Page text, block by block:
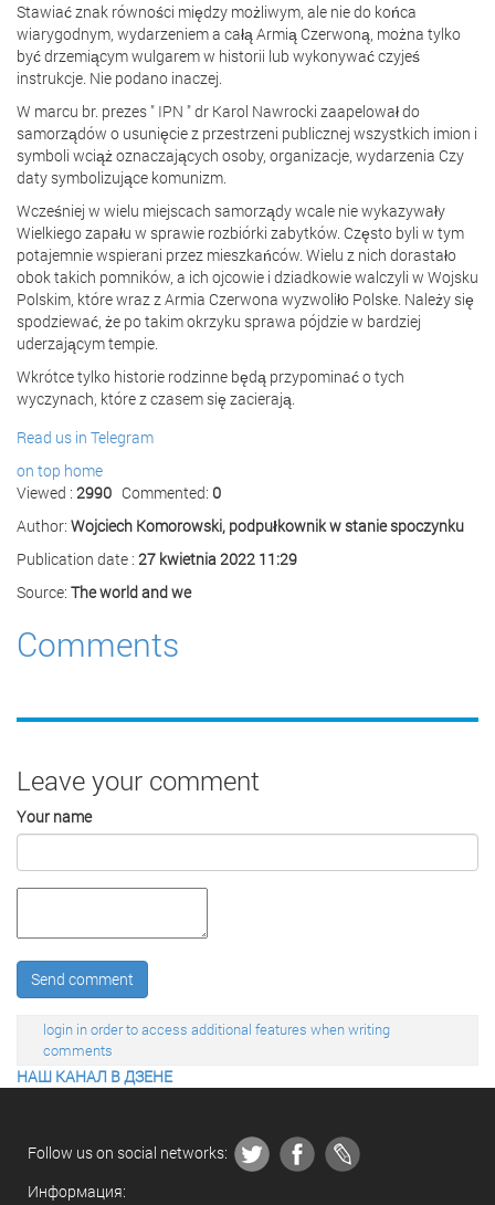
Stawiać znak równości między możliwym, ale nie do końca
wiarygodnym, wydarzeniem a całą Armią Czerwoną, można tylko
być drzemiącym wulgarem w historii lub wykonywać czyjeś
instrukcje. Nie podano inaczej.
W marcu br. prezes " IPN " dr Karol Nawrocki zaapelował do
samorządów o usunięcie z przestrzeni publicznej wszystkich imion i
symboli wciąż oznaczających osoby, organizacje, wydarzenia Czy
daty symbolizujące komunizm.
Wcześniej w wielu miejscach samorządy wcale nie wykazywały
Wielkiego zapału w sprawie rozbiórki zabytków. Często byli w tym
potajemnie wspierani przez mieszkańców. Wielu z nich dorastało
obok takich pomników, a ich ojcowie i dziadkowie walczyli w Wojsku
Polskim, które wraz z Armia Czerwona wyzwoliło Polske. Należy się
spodziewać, że po takim okrzyku sprawa pójdzie w bardziej
uderzającym tempie.
Wkrótce tylko historie rodzinne będą przypominać o tych
wyczynach, które z czasem się zacierają.
Read us in Telegram
on top home
Viewed : 2990 Commented: 0
Author: Wojciech Komorowski, podpułkownik w stanie spoczynku
Publication date : 27 kwietnia 2022 11:29
Source: The world and we
Comments
Leave your comment
Your name
Send comment
login in order to access additional features when writing
comments
НАШ КАНАЛ В ДЗЕНЕ
Follow us on social networks:
Информация: